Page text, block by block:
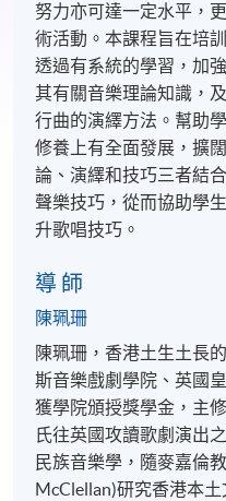
努力亦可達一定水平，
術活動。本課程旨在培
透過有系統的學習，加
其有關音樂理論知識，
行曲的演繹方法。幫助
修養上有全面發展，擴
論、演繹和技巧三者結
聲樂技巧，從而協助學
升歌唱技巧。
導 師
陳珮珊
陳珮珊，香港土生土長
斯音樂戲劇學院、英國
獲學院頒授獎學金，主
氏往英國攻讀歌劇演出
民族音樂學，隨麥嘉倫
McClellan)研究香港本